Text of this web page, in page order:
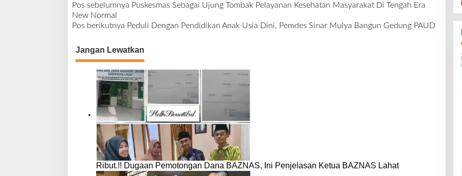
N
a
g
a
Pos sebelumnya Puskesmas Sebagai Ujung Tombak Pelayanan Kesehatan Masyarakat Di Tengah Era
New Normal
Pos berikutnya Peduli Dengan Pendidikan Anak Usia Dini, Pemdes Sinar Mulya Bangun Gedung PAUD
Jangan Lewatkan
Ribut.!! Dugaan Pemotongan Dana BAZNAS, Ini Penjelasan Ketua BAZNAS Lahat